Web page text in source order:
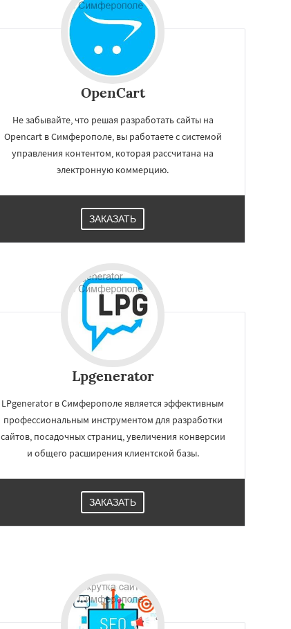
OpenCart
Не забывайте, что решая разработать сайты на
Opencart в Симферополе, вы работаете с системой
управления контентом, которая рассчитана на
электронную коммерцию.
ЗАКАЗАТЬ
Lpgenerator
LPgenerator в Симферополе является эффективным
профессиональным инструментом для разработки
сайтов, посадочных страниц, увеличения конверсии
и общего расширения клиентской базы.
ЗАКАЗАТЬ